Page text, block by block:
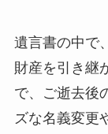
遺言書の中で
財産を引き継
で、ご逝去後
ズな名義変更